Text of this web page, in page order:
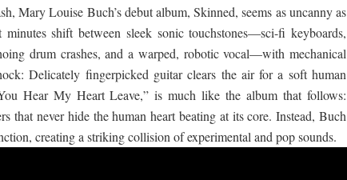
Mary Louise Buch’s debut album, Skinned, seems as uncanny as
shift between sleek sonic touchstones—sci-fi keyboards,
drum crashes, and a warped, robotic vocal—with mechanical
Delicately fingerpicked guitar clears the air for a soft human
Hear My Heart Leave,” is much like the album that follows:
that never hide the human heart beating at its core. Instead, Buch
creating a striking collision of experimental and pop sounds.